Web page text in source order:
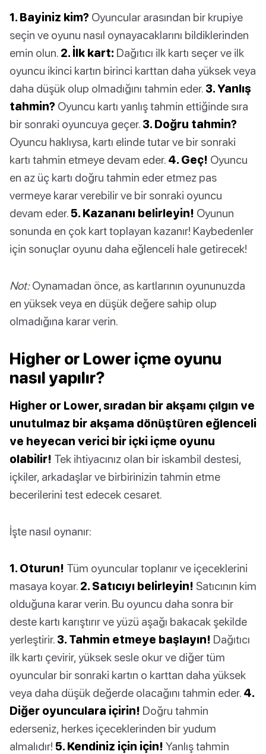
1. Bayiniz kim? Oyuncular arasından bir krupiye
seçin ve oyunu nasıl oynayacaklarını bildiklerinden
emin olun. 2. İlk kart: Dağıtıcı ilk kartı seçer ve ilk
oyuncu ikinci kartın birinci karttan daha yüksek veya
daha düşük olup olmadığını tahmin eder. 3. Yanlış
tahmin? Oyuncu kartı yanlış tahmin ettiğinde sıra
bir sonraki oyuncuya geçer. 3. Doğru tahmin?
Oyuncu haklıysa, kartı elinde tutar ve bir sonraki
kartı tahmin etmeye devam eder. 4. Geç! Oyuncu
en az üç kartı doğru tahmin eder etmez pas
vermeye karar verebilir ve bir sonraki oyuncu
devam eder. 5. Kazananı belirleyin! Oyunun
sonunda en çok kart toplayan kazanır! Kaybedenler
için sonuçlar oyunu daha eğlenceli hale getirecek!
Not:Oynamadan önce, as kartlarının oyununuzda
en yüksek veya en düşük değere sahip olup
olmadığına karar verin.
Higher or Lower içme oyunu
nasıl yapılır?
Higher or Lower, sıradan bir akşamı çılgın ve
unutulmaz bir akşama dönüştüren eğlenceli
ve heyecan verici bir içki içme oyunu
olabilir! Tek ihtiyacınız olan bir iskambil destesi,
içkiler, arkadaşlar ve birbirinizin tahmin etme
becerilerini test edecek cesaret.
İşte nasıl oynanır:
1. Oturun! Tüm oyuncular toplanır ve içeceklerini
masaya koyar. 2. Satıcıyı belirleyin! Satıcının kim
olduğuna karar verin. Bu oyuncu daha sonra bir
deste kartı karıştırır ve yüzü aşağı bakacak şekilde
yerleştirir. 3. Tahmin etmeye başlayın! Dağıtıcı
ilk kartı çevirir, yüksek sesle okur ve diğer tüm
oyuncular bir sonraki kartın o karttan daha yüksek
veya daha düşük değerde olacağını tahmin eder. 4.
Diğer oyunculara içirin! Doğru tahmin
ederseniz, herkes içeceklerinden bir yudum
almalıdır! 5. Kendiniz için için! Yanlış tahmin